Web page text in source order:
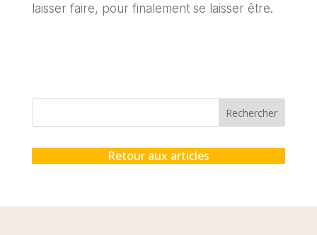
laisser faire, pour finalement se laisser être.
Rechercher
Retour aux articles